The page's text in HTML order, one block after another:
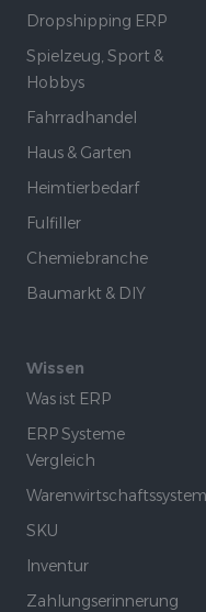
Dropshipping ERP
Spielzeug, Sport &
Hobbys
Fahrradhandel
Haus & Garten
Heimtierbedarf
Fulfiller
Chemiebranche
Baumarkt & DIY
Wissen
Was ist ERP
ERP Systeme
Vergleich
Warenwirtschaftssystem
SKU
Inventur
Zahlungserinnerung